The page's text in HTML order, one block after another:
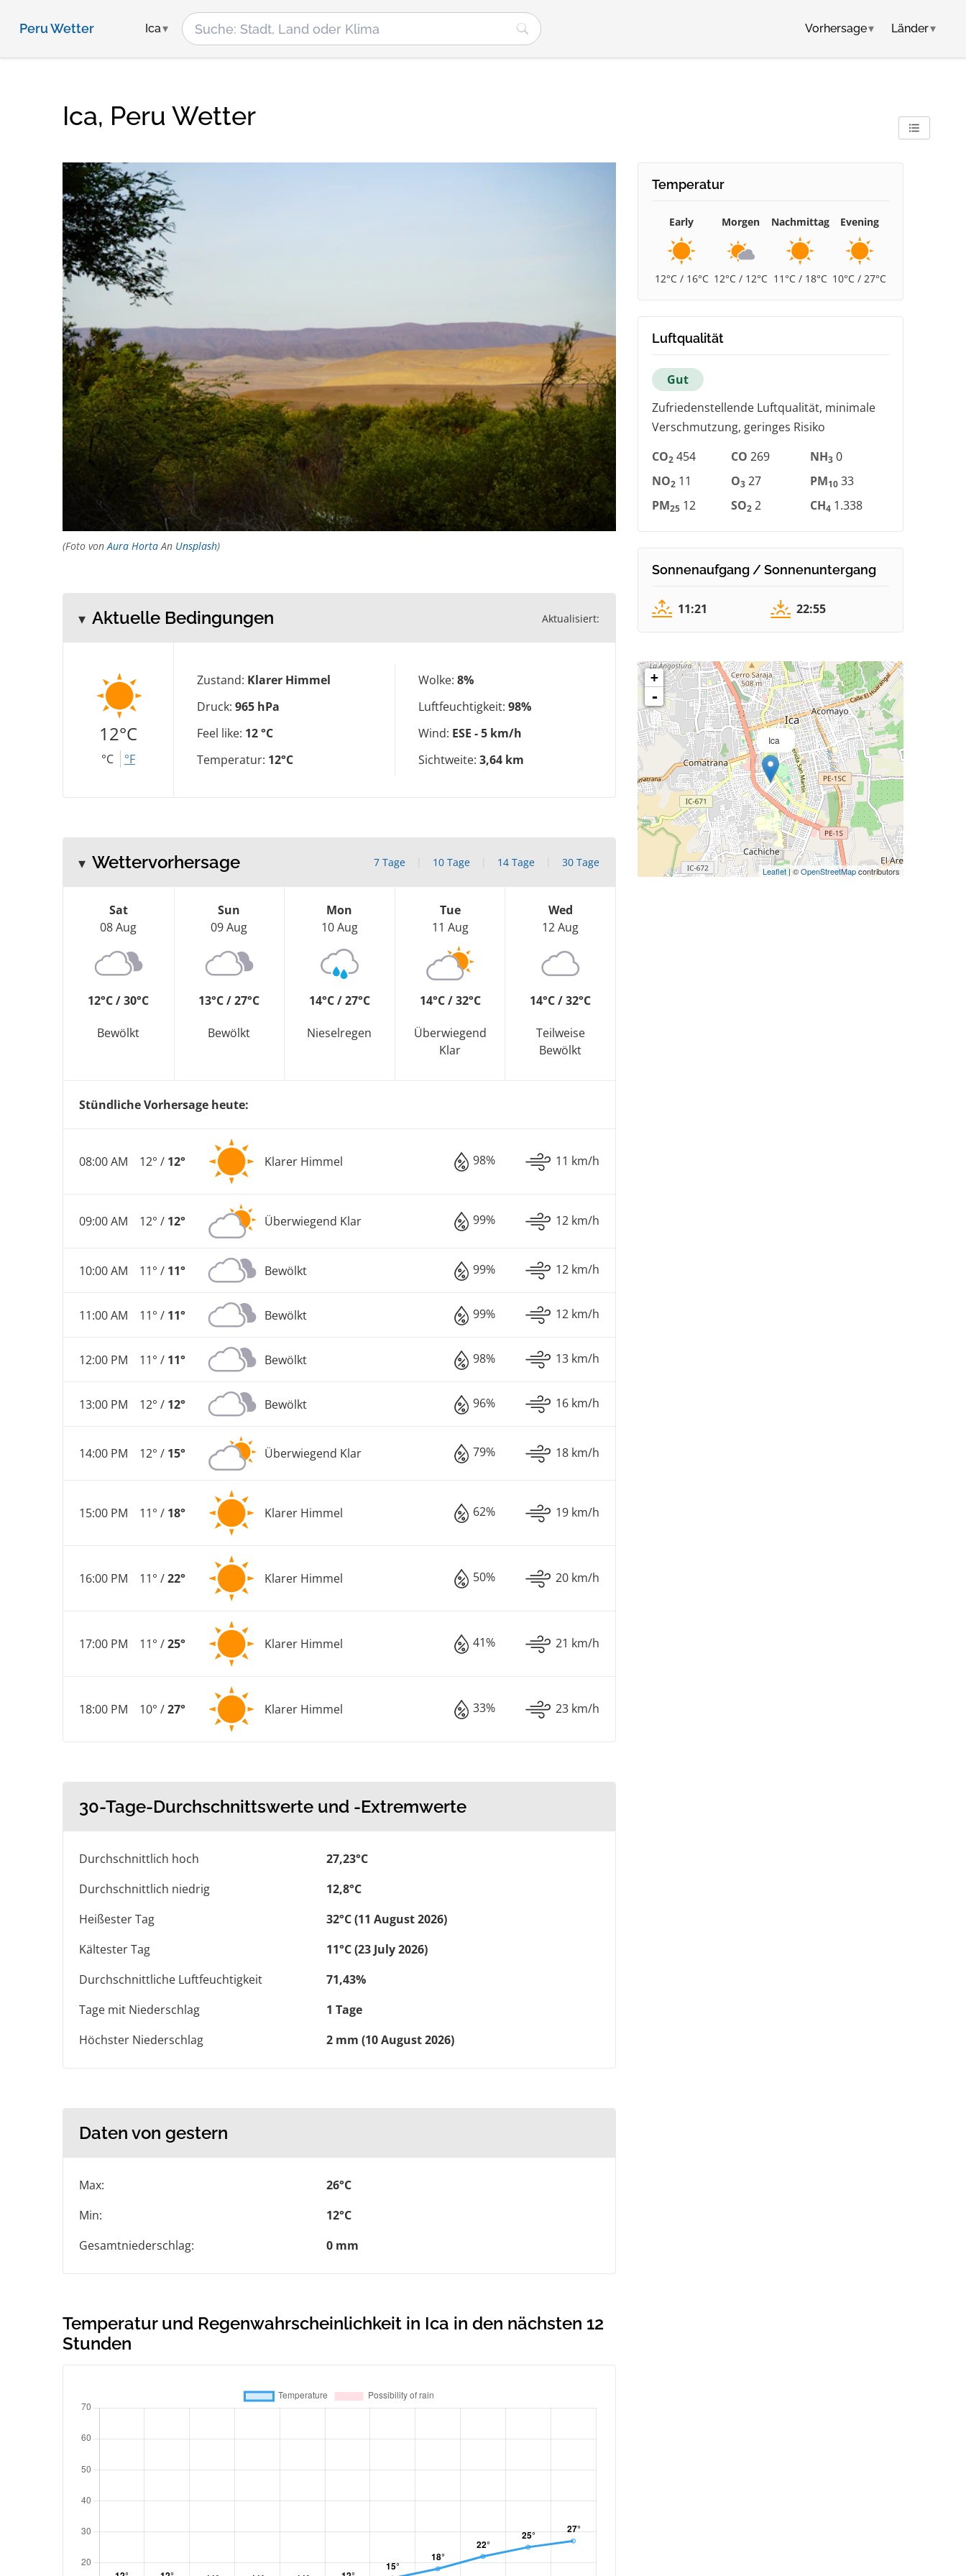
Peru Wetter Ica Vorhersage▾ Länder▾
Ica, Peru Wetter
(Foto vonAura HortaAn Unsplash)
Aktuelle Bedingungen Aktualisiert:
12°C
°C °F
Zustand: Klarer Himmel
Druck: 965 hPa
Feel like: 12 °C
Temperatur: 12°C
Wolke: 8%
Luftfeuchtigkeit: 98%
Wind: ESE - 5 km/h
Sichtweite: 3,64 km
Wettervorhersage 7 Tage 10 Tage 14 Tage 30 Tage
Sat
08 Aug
12°C / 30°C
Bewölkt
Sun
09 Aug
13°C / 27°C
Bewölkt
Mon
10 Aug
14°C / 27°C
Nieselregen
Tue
11 Aug
14°C / 32°C
Überwiegend
Klar
Wed
12 Aug
14°C / 32°C
Teilweise
Bewölkt
Stündliche Vorhersage heute:
08:00 AM 12° / 12° Klarer Himmel 98% 11 km/h
09:00 AM 12° / 12° Überwiegend Klar 99% 12 km/h
10:00 AM 11° / 11° Bewölkt 99% 12 km/h
11:00 AM 11° / 11° Bewölkt 99% 12 km/h
12:00 PM 11° / 11° Bewölkt 98% 13 km/h
13:00 PM 12° / 12° Bewölkt 96% 16 km/h
14:00 PM 12° / 15° Überwiegend Klar 79% 18 km/h
15:00 PM 11° / 18° Klarer Himmel 62% 19 km/h
16:00 PM 11° /22° Klarer Himmel 50% 20 km/h
17:00 PM 11° /25° Klarer Himmel 41% 21 km/h
18:00 PM 10° /27° Klarer Himmel 33% 23 km/h
30-Tage-Durchschnittswerte und -Extremwerte
Durchschnittlich hoch
27,23°C
Durchschnittlich niedrig
12,8°C
Heißester Tag
32°C (11 August 2026)
Kältester Tag
11°C (23 July 2026)
Durchschnittliche Luftfeuchtigkeit
71,43%
Tage mit Niederschlag
1 Tage
Höchster Niederschlag
2 mm (10 August 2026)
Daten von gestern
Max:
26°C
Min:
12°C
Gesamtniederschlag:
0 mm
Temperatur und Regenwahrscheinlichkeit in Ica in den nächsten 12
Stunden
Temperatur
Early
12°C / 16°C
Morgen
12°C / 12°C
Nachmittag
11°C / 18°C
Evening
10°C / 27°C
Luftqualität
Gut
Zufriedenstellende Luftqualität, minimale
Verschmutzung, geringes Risiko
CO2 454 CO 269 NH3 0
NO2 11 O3 27 PM10 33
PM25 12 SO2 2 CH4 1.338
Sonnenaufgang / Sonnenuntergang
11:21 22:55
Ica
+
-
Leaflet | ©OpenStreetMapcontributors